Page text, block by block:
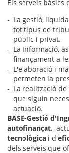
Els serveis bàsics
La gestió,
tot tipus de
públic i privat.
La Informació,
finançament a
L'elaboració i
permeten la
La realització
que siguin
actuació.
BASE-Gestió
autofinançat,
tecnològica i d'
dels serveis que